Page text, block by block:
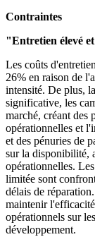
Contraintes
"Entretien élevé
Les coûts
26% en raison de
intensité. De plus,
significative, les
marché, créant des
opérationnelles et
et des pénuries de
sur la disponibilité,
opérationnelles.
limitée sont
délais de
maintenir
opérationnels sur
développement.